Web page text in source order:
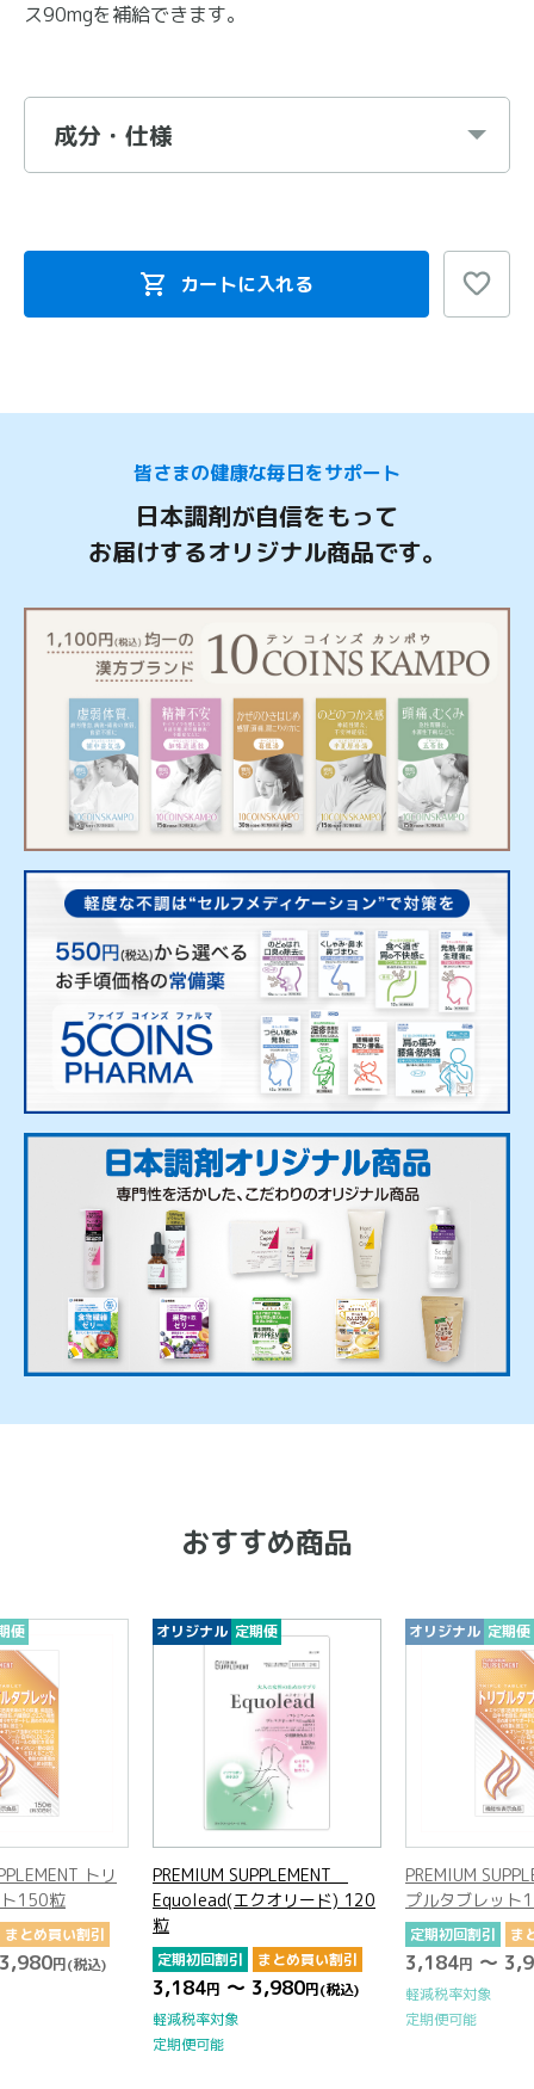
ス90mgを補給できます。
成分・仕様
カートに入れる
皆さまの健康な毎日をサポート
日本調剤が自信をもって
お届けするオリジナル商品です。
おすすめ商品
便
トリ
150粒
まとめ買い割引
円(税込)
オリジナル 定期便
PREMIUM SUPPLEMENT
Equolead(エクオリード) 120
粒
定期初回割引 まとめ買い割引
3,184円 ～ 3,980円(税込)
軽減税率対象
定期便可能
オリジナル 定期便
PREMIUM
プルタブレット
定期初回割引 ま
3,184円 ～
軽減税率対象
定期便可能